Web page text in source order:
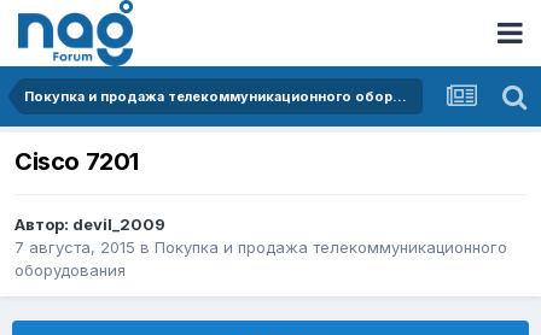
Покупка и продажа телекоммуникационного оборудования
Cisco 7201
Автор: devil_2009
7 августа, 2015 в Покупка и продажа телекоммуникационного
оборудования